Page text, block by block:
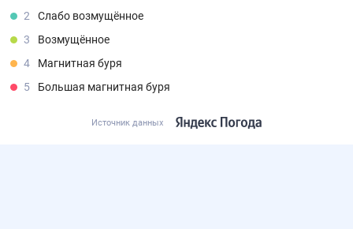
2
Слабо возмущённое
3
Возмущённое
4
Магнитная буря
5
Большая магнитная буря
Источник данных